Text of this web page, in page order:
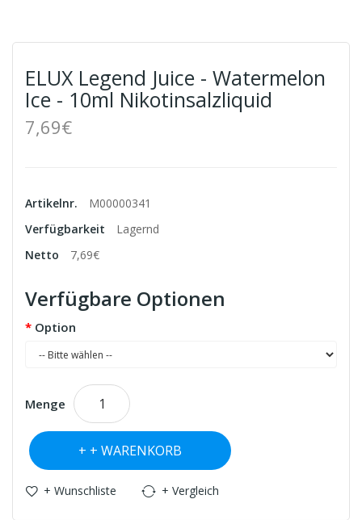
ELUX Legend Juice - Watermelon
Ice - 10ml Nikotinsalzliquid
7,69€
Artikelnr.
M00000341
Verfügbarkeit
Lagernd
Netto
7,69€
Verfügbare Optionen
Option
Menge
+ WARENKORB
+ Wunschliste + Vergleich